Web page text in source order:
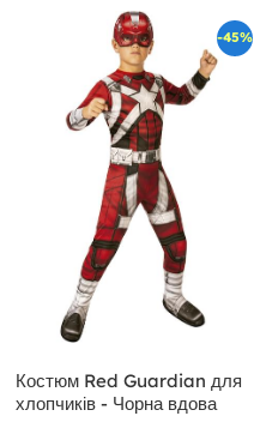
-45%
Костюм Red Guardian для
хлопчиків - Чорна вдова